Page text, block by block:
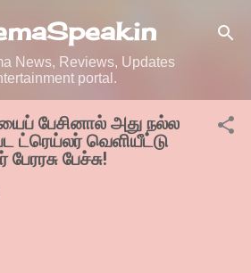
to main content
News, Reviews, Updates
portal.
பேசினால் அது நல்ல
ட்ரெய்லர் வெளியீட்டு
பேச்சு!